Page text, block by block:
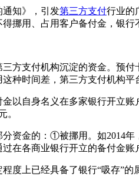
知》，引发第三方支付行业的
挪用、占用客户备付金，银行
支付机构沉淀的资金。预付
种时间差，第三方支付机构平
自身名义在多家银行开立账
。
金的：①被挪用。如2014年
各商业银行开立的备付金账
上已经具备了银行“吸存”的